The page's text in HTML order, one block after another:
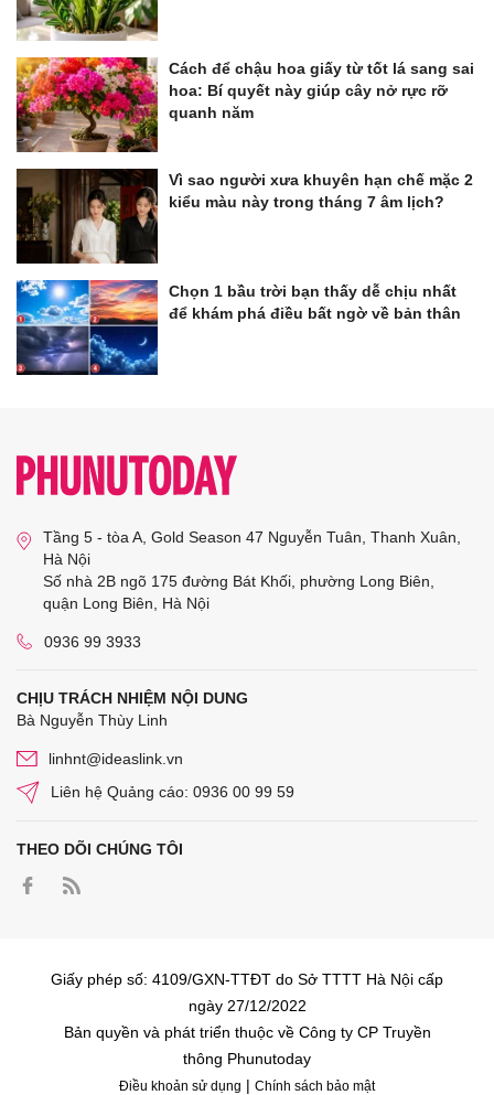
Cách để chậu hoa giấy từ tốt lá sang sai
hoa: Bí quyết này giúp cây nở rực rỡ
quanh năm
Vì sao người xưa khuyên hạn chế mặc 2
kiểu màu này trong tháng 7 âm lịch?
Chọn 1 bầu trời bạn thấy dễ chịu nhất
để khám phá điều bất ngờ về bản thân
Tầng 5 - tòa A, Gold Season 47 Nguyễn Tuân, Thanh Xuân,
Hà Nội
Số nhà 2B ngõ 175 đường Bát Khối, phường Long Biên,
quận Long Biên, Hà Nội
0936 99 3933
CHỊU TRÁCH NHIỆM NỘI DUNG
Bà Nguyễn Thùy Linh
linhnt@ideaslink.vn
Liên hệ Quảng cáo: 0936 00 99 59
THEO DÕI CHÚNG TÔI
Giấy phép số: 4109/GXN-TTĐT do Sở TTTT Hà Nội cấp
ngày 27/12/2022
Bản quyền và phát triển thuộc về Công ty CP Truyền
thông Phunutoday
Điều khoản sử dụng | Chính sách bảo mật